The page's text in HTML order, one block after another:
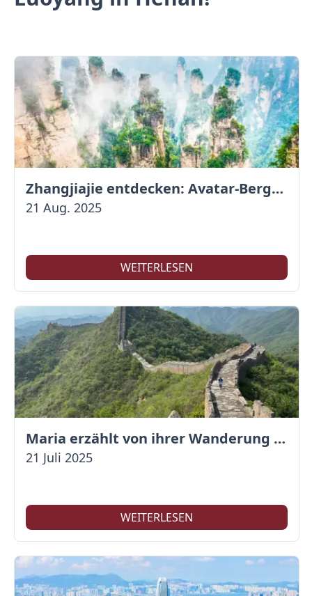
Zhangjiajie entdecken: Avatar-Berge & Altstadt von Fenghuang
21 Aug. 2025
WEITERLESEN
Maria erzählt von ihrer Wanderung auf der Großen Mauer
21 Juli 2025
WEITERLESEN